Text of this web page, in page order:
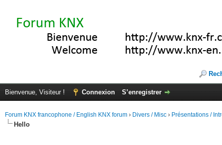
Bienvenue, Visiteur ! Connexion S’enregistrer
Forum KNX francophone / English KNX forum › Divers / Misc › Présentations /
Hello